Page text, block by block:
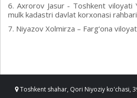
6. Axrorov Jasur - Toshkent viloyati
mulk kadastri davlat korxonasi
7. Niyazov Xolmirza – Farg‘ona
Toshkent shahar, Qori Niyoziy ko'chasi,